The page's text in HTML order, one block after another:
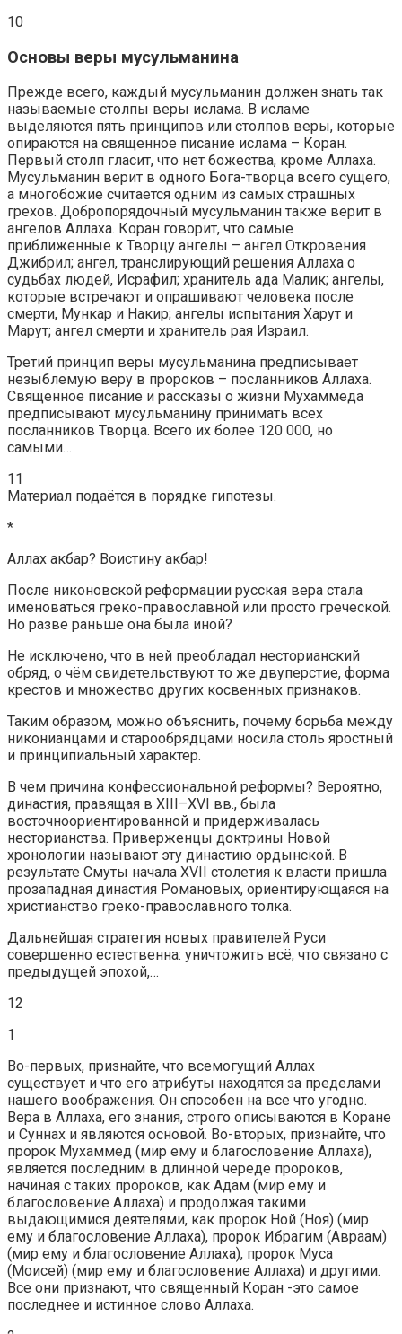
10
Основы веры мусульманина
Прежде всего, каждый мусульманин должен знать так
называемые столпы веры ислама. В исламе
выделяются пять принципов или столпов веры, которые
опираются на священное писание ислама – Коран.
Первый столп гласит, что нет божества, кроме Аллаха.
Мусульманин верит в одного Бога-творца всего сущего,
а многобожие считается одним из самых страшных
грехов. Добропорядочный мусульманин также верит в
ангелов Аллаха. Коран говорит, что самые
приближенные к Творцу ангелы – ангел Откровения
Джибрил; ангел, транслирующий решения Аллаха о
судьбах людей, Исрафил; хранитель ада Малик; ангелы,
которые встречают и опрашивают человека после
смерти, Мункар и Накир; ангелы испытания Харут и
Марут; ангел смерти и хранитель рая Израил.
Третий принцип веры мусульманина предписывает
незыблемую веру в пророков – посланников Аллаха.
Священное писание и рассказы о жизни Мухаммеда
предписывают мусульманину принимать всех
посланников Творца. Всего их более 120 000, но
самыми…
11
Материал подаётся в порядке гипотезы.
*
Аллах акбар? Воистину акбар!
После никоновской реформации русская вера стала
именоваться греко-православной или просто греческой.
Но разве раньше она была иной?
Не исключено, что в ней преобладал несторианский
обряд, о чём свидетельствуют то же двуперстие, форма
крестов и множество других косвенных признаков.
Таким образом, можно объяснить, почему борьба между
никонианцами и старообрядцами носила столь яростный
и принципиальный характер.
В чем причина конфессиональной реформы? Вероятно,
династия, правящая в XIII–XVI вв., была
восточноориентированной и придерживалась
несторианства. Приверженцы доктрины Новой
хронологии называют эту династию ордынской. В
результате Смуты начала XVII столетия к власти пришла
прозападная династия Романовых, ориентирующаяся на
христианство греко-православного толка.
Дальнейшая стратегия новых правителей Руси
совершенно естественна: уничтожить всё, что связано с
предыдущей эпохой,…
12
1
Во-первых, признайте, что всемогущий Аллах
существует и что его атрибуты находятся за пределами
нашего воображения. Он способен на все что угодно.
Вера в Аллаха, его знания, строго описываются в Коране
и Суннах и являются основой. Во-вторых, признайте, что
пророк Мухаммед (мир ему и благословение Аллаха),
является последним в длинной череде пророков,
начиная с таких пророков, как Адам (мир ему и
благословение Аллаха) и продолжая такими
выдающимися деятелями, как пророк Ной (Ноя) (мир
ему и благословение Аллаха), пророк Ибрагим (Авраам)
(мир ему и благословение Аллаха), пророк Муса
(Моисей) (мир ему и благословение Аллаха) и другими.
Все они признают, что священный Коран -это самое
последнее и истинное слово Аллаха.